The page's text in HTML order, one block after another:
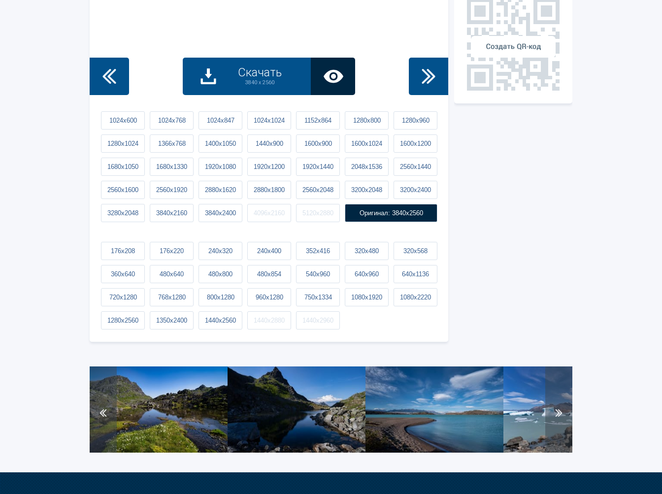
Скачать
3840 x 2560
1024x600 1024x768 1024x847 1024x1024 1152x864 1280x800 1280x960
1280x1024 1366x768 1400x1050 1440x900 1600x900 1600x1024 1600x1200
1680x1050 1680x1330 1920x1080 1920x1200 1920x1440 2048x1536 2560x1440
2560x1600 2560x1920 2880x1620 2880x1800 2560x2048 3200x2048 3200x2400
3280x2048 3840x2160 3840x2400 4096x2160 5120x2880 Оригинал: 3840x2560
176x208 176x220 240x320 240x400 352x416 320x480 320x568
360x640 480x640 480x800 480x854 540x960 640x960 640x1136
720x1280 768x1280 800x1280 960x1280 750x1334 1080x1920 1080x2220
1280x2560 1350x2400 1440x2560 1440x2880 1440x2960